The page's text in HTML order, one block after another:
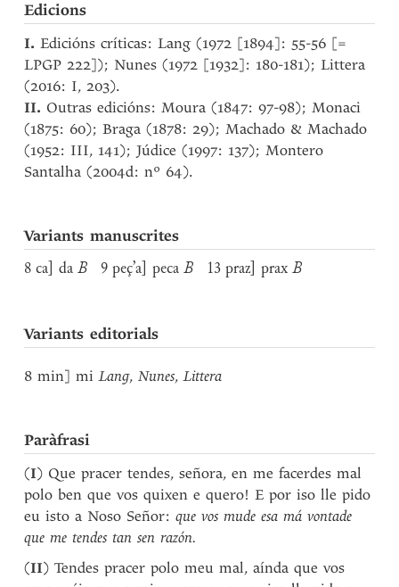
Edicions
I. Edicións críticas: Lang (1972 [1894]: 55-56 [=
LPGP 222]); Nunes (1972 [1932]: 180-181); Littera
(2016: I, 203).
II. Outras edicións: Moura (1847: 97-98); Monaci
(1875: 60); Braga (1878: 29); Machado & Machado
(1952: III, 141); Júdice (1997: 137); Montero
Santalha (2004d: nº 64).
Variants manuscrites
8 ca] daB 9 peç’a] pecaB 13 praz] praxB
Variants editorials
8 min] mi Lang,Nunes,Littera
Paràfrasi
(I) Que pracer tendes, señora, en me facerdes mal
polo ben que vos quixen e quero! E por iso lle pido
eu isto a Noso Señor: que vos mude esa má vontade
que me tendes tan sen razón.
(II) Tendes pracer polo meu mal, aínda que vos